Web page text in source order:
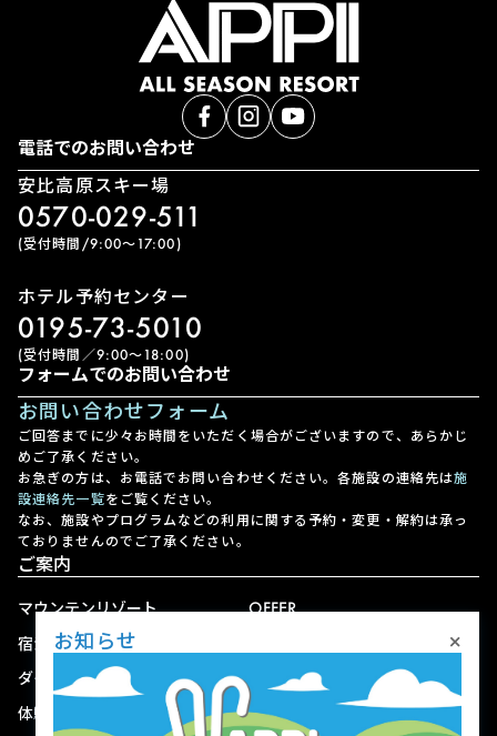
電話でのお問い合わせ
安比高原スキー場
0570-029-511
(受付時間/9:00〜17:00)
ホテル予約センター
0195-73-5010
(受付時間／9:00〜18:00)
フォームでのお問い合わせ
お問い合わせフォーム
ご回答までに少々お時間をいただく場合がございますので、あらかじ
めご了承ください。
お急ぎの方は、お電話でお問い合わせください。各施設の連絡先は施
設連絡先一覧をご覧ください。
なお、施設やプログラムなどの利用に関する予約・変更・解約は承っ
ておりませんのでご了承ください。
ご案内
マウンテンリゾート
宿泊
ダイニング
体験
OFFER
ショップ
お知らせ ×